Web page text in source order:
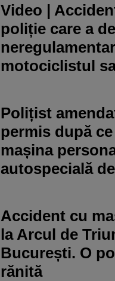
Video |
poliție care a
motociclistul
Polițist
permis după
mașina
autospecială
Accident cu
la Arcul de
București. O
rănită